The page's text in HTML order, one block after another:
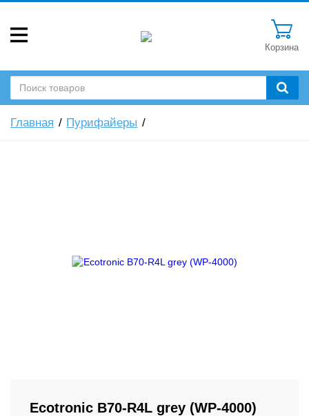
Корзина
Главная Пурифайеры
Ecotronic B70-R4L grey (WP-4000)